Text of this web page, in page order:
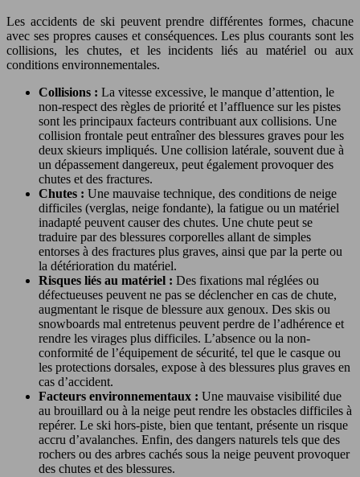
Les accidents de ski peuvent prendre différentes formes, chacune
avec ses propres causes et conséquences. Les plus courants sont les
collisions, les chutes, et les incidents liés au matériel ou aux
conditions environnementales.
Collisions : La vitesse excessive, le manque d’attention, le
non-respect des règles de priorité et l’affluence sur les pistes
sont les principaux facteurs contribuant aux collisions. Une
collision frontale peut entraîner des blessures graves pour les
deux skieurs impliqués. Une collision latérale, souvent due à
un dépassement dangereux, peut également provoquer des
chutes et des fractures.
Chutes : Une mauvaise technique, des conditions de neige
difficiles (verglas, neige fondante), la fatigue ou un matériel
inadapté peuvent causer des chutes. Une chute peut se
traduire par des blessures corporelles allant de simples
entorses à des fractures plus graves, ainsi que par la perte ou
la détérioration du matériel.
Risques liés au matériel : Des fixations mal réglées ou
défectueuses peuvent ne pas se déclencher en cas de chute,
augmentant le risque de blessure aux genoux. Des skis ou
snowboards mal entretenus peuvent perdre de l’adhérence et
rendre les virages plus difficiles. L’absence ou la non-
conformité de l’équipement de sécurité, tel que le casque ou
les protections dorsales, expose à des blessures plus graves en
cas d’accident.
Facteurs environnementaux : Une mauvaise visibilité due
au brouillard ou à la neige peut rendre les obstacles difficiles à
repérer. Le ski hors-piste, bien que tentant, présente un risque
accru d’avalanches. Enfin, des dangers naturels tels que des
rochers ou des arbres cachés sous la neige peuvent provoquer
des chutes et des blessures.